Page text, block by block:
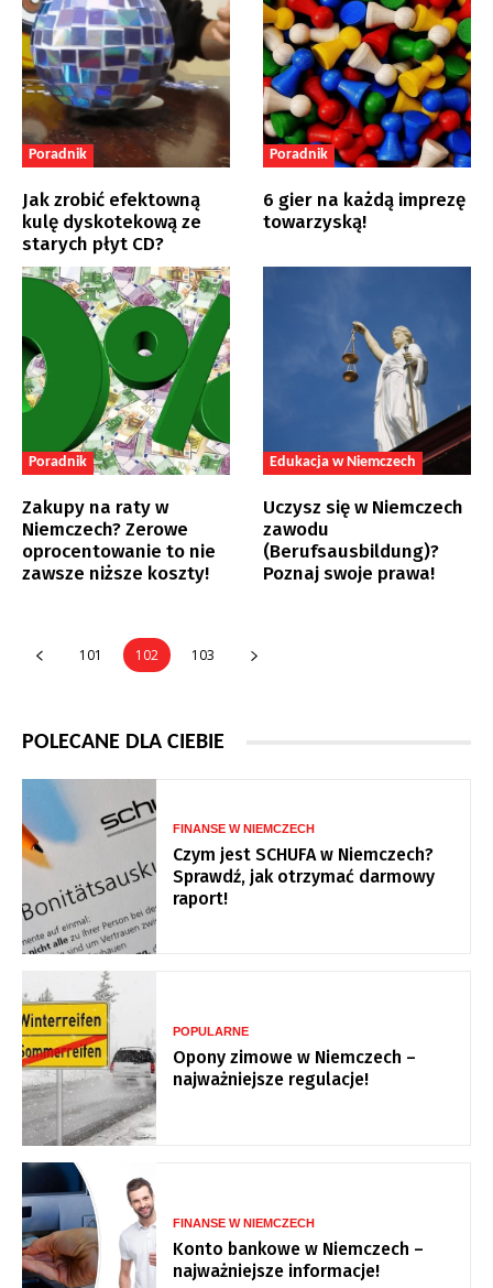
Poradnik
Jak zrobić efektowną
kulę dyskotekową ze
starych płyt CD?
Poradnik
6 gier na każdą imprezę
towarzyską!
Poradnik
Zakupy na raty w
Niemczech? Zerowe
oprocentowanie to nie
zawsze niższe koszty!
Edukacja w Niemczech
Uczysz się w Niemczech
zawodu
(Berufsausbildung)?
Poznaj swoje prawa!
101 102 103
POLECANE DLA CIEBIE
FINANSE W NIEMCZECH
Czym jest SCHUFA w Niemczech?
Sprawdź, jak otrzymać darmowy
raport!
POPULARNE
Opony zimowe w Niemczech –
najważniejsze regulacje!
FINANSE W NIEMCZECH
Konto bankowe w Niemczech –
najważniejsze informacje!